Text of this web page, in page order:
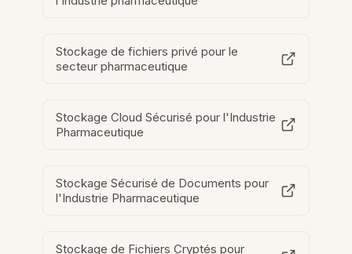
Stockage de fichiers privé pour le
secteur pharmaceutique
Stockage Cloud Sécurisé pour l'Industrie
Pharmaceutique
Stockage Sécurisé de Documents pour
l'Industrie Pharmaceutique
Stockage de Fichiers Cryptés pour